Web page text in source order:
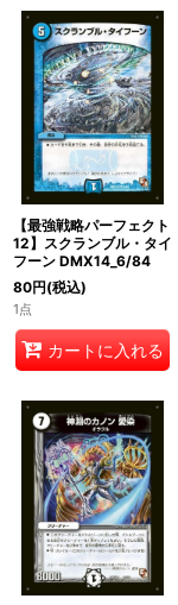
【最強戦略パーフェクト
12】スクランブル・タイ
フーン DMX14_6/84
80円(税込)
1点
カートに入れる